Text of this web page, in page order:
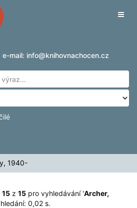
e-mail: info@knihovnachocen.cz
1940-
15 z 15 pro vyhledávání 'Archer,
0,02 s.